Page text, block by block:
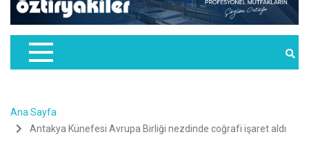
Ana Sayfa
Antakya Künefesi Avrupa Birliği nezdinde coğrafi işaret aldı